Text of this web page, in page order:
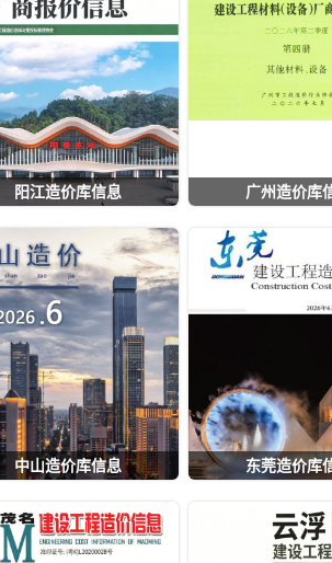
阳江造价库信息 广州造价库
中山造价库信息 东莞造价库